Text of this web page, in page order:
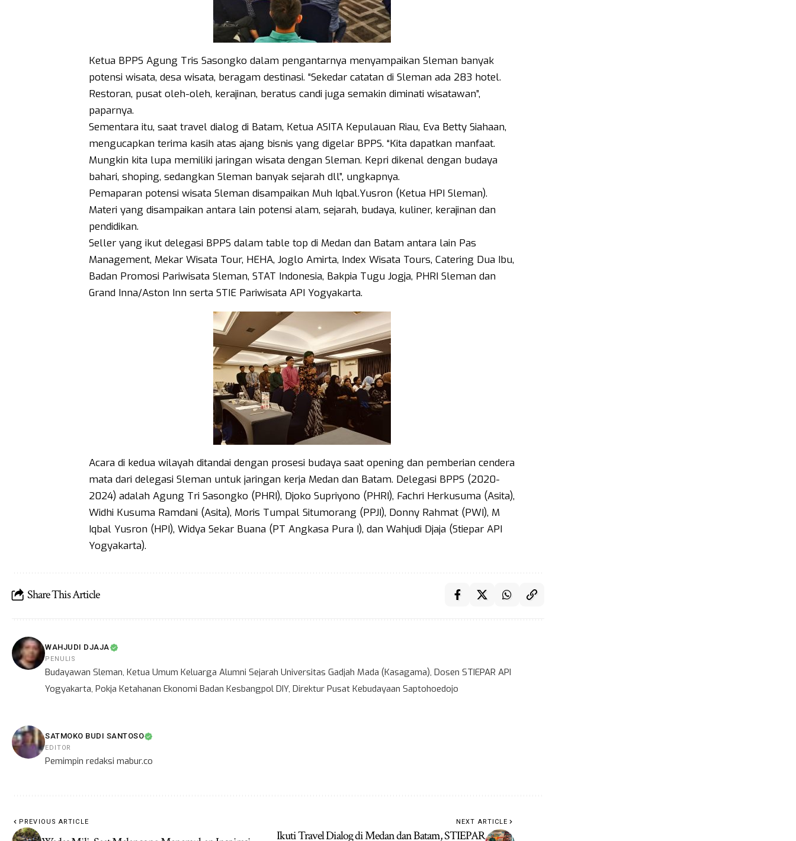
Ketua BPPS Agung Tris Sasongko dalam pengantarnya menyampaikan Sleman banyak
potensi wisata, desa wisata, beragam destinasi. “Sekedar catatan di Sleman ada 283 hotel.
Restoran, pusat oleh-oleh, kerajinan, beratus candi juga semakin diminati wisatawan”,
paparnya.
Sementara itu, saat travel dialog di Batam, Ketua ASITA Kepulauan Riau, Eva Betty Siahaan,
mengucapkan terima kasih atas ajang bisnis yang digelar BPPS. “Kita dapatkan manfaat.
Mungkin kita lupa memiliki jaringan wisata dengan Sleman. Kepri dikenal dengan budaya
bahari, shoping, sedangkan Sleman banyak sejarah dll”, ungkapnya.
Pemaparan potensi wisata Sleman disampaikan Muh Iqbal.Yusron (Ketua HPI Sleman).
Materi yang disampaikan antara lain potensi alam, sejarah, budaya, kuliner, kerajinan dan
pendidikan.
Seller yang ikut delegasi BPPS dalam table top di Medan dan Batam antara lain Pas
Management, Mekar Wisata Tour, HEHA, Joglo Amirta, Index Wisata Tours, Catering Dua Ibu,
Badan Promosi Pariwisata Sleman, STAT Indonesia, Bakpia Tugu Jogja, PHRI Sleman dan
Grand Inna/Aston Inn serta STIE Pariwisata API Yogyakarta.
Acara di kedua wilayah ditandai dengan prosesi budaya saat opening dan pemberian cendera
mata dari delegasi Sleman untuk jaringan kerja Medan dan Batam. Delegasi BPPS (2020-
2024) adalah Agung Tri Sasongko (PHRI), Djoko Supriyono (PHRI), Fachri Herkusuma (Asita),
Widhi Kusuma Ramdani (Asita), Moris Tumpal Situmorang (PPJI), Donny Rahmat (PWI), M
Iqbal Yusron (HPI), Widya Sekar Buana (PT Angkasa Pura I), dan Wahjudi Djaja (Stiepar API
Yogyakarta).
Share This Article
WAHJUDI DJAJA
PENULIS
Budayawan Sleman, Ketua Umum Keluarga Alumni Sejarah Universitas Gadjah Mada (Kasagama), Dosen STIEPAR API
Yogyakarta, Pokja Ketahanan Ekonomi Badan Kesbangpol DIY, Direktur Pusat Kebudayaan Saptohoedojo
SATMOKO BUDI SANTOSO
EDITOR
Pemimpin redaksi mabur.co
PREVIOUS ARTICLE NEXT ARTICLE
Ikuti Travel Dialog di Medan dan Batam, STIEPAR